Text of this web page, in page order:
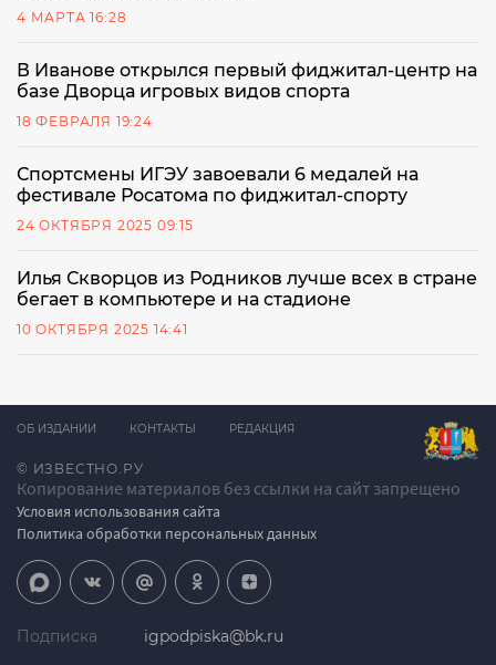
4 МАРТА 16:28
В Иванове открылся первый фиджитал-центр на
базе Дворца игровых видов спорта
18 ФЕВРАЛЯ 19:24
Спортсмены ИГЭУ завоевали 6 медалей на
фестивале Росатома по фиджитал-спорту
24 ОКТЯБРЯ 2025 09:15
Илья Скворцов из Родников лучше всех в стране
бегает в компьютере и на стадионе
10 ОКТЯБРЯ 2025 14:41
© ИЗВЕСТНО.РУ
Копирование материалов без ссылки на сайт запрещено
Условия использования сайта
Политика обработки персональных данных
ОБ ИЗДАНИИ КОНТАКТЫ РЕДАКЦИЯ
Подписка igpodpiska@bk.ru